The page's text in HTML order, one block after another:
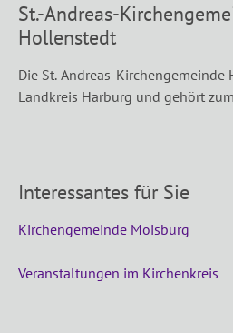
St.-Andreas-
Hollenstedt
Die St.-Andreas-
Landkreis Harburg und gehört
Interessantes für Sie
Kirchengemeinde Moisburg
Veranstaltungen im Kirchenkreis